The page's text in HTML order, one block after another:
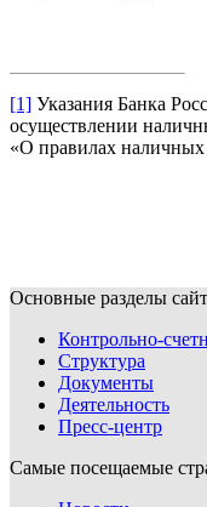
[1] Указания Банка
осуществлении
«О правилах наличных
Основные разделы
Контрольно-
Структура
Документы
Деятельность
Пресс-центр
Самые посещаемые